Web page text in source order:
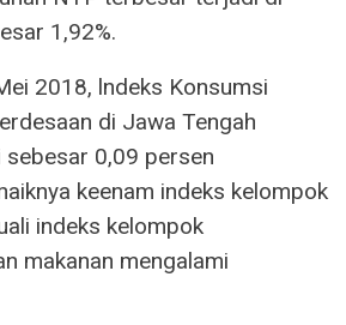
1,92%.
2018, lndeks Konsumsi
di Jawa Tengah
0,09 persen
keenam indeks kelompok
indeks kelompok
makanan mengalami